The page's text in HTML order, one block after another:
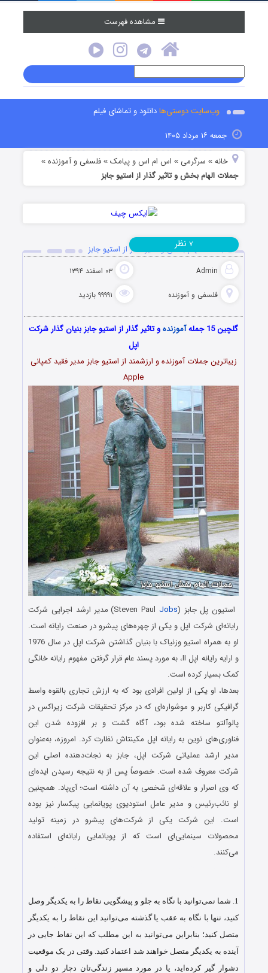
مشاهده فهرست
وب‌سایت دوستی‌هادانلود و تماشای فیلم
جمعه ۱۶ مرداد ۱۴۰۵
خانه » سرگرمی » اس ام اس و پیامک »فلسفی و آموزنده »
جملات‌ الهام بخش و تاثیر گذار از استیو جابز
جملات‌ الهام بخش و تاثیر گذار از استیو جابز
Admin ۰۳ اسفند ۱۳۹۴
فلسفی و آموزنده ۹۹۹۹۱ بازدید
۷ نظر
گلچین 15 جمله آموزندهو تاثیر گذار از استیو جابز بنیان گذار شرکت
اپل
زیباترین جملات آموزنده و ارزشمند از استیو جابز مدیرفقید کمپانی
Apple
استیون پل جابز (Steven PaulJobs
) مدیر ارشد اجرایی شرکت
رایانه‌ای شرکت اپل و یکی از چهره‌های پیشرو در صنعت رایانه است.
او به همراه استیو وزنیاک با بنیان گذاشتن شرکت اپل در سال 1976
و ارایه رایانه اپل II، به مورد پسند عام قرار گرفتن مفهوم رایانه خانگی
کمک بسیار کرده است.
بعدها، او یکی از اولین افرادی بود که به ارزش تجاری بالقوه واسط
گرافیکی کاربر و موشواره‌ای که در مرکز تحقیقات شرکت زیراکس در
پالوآلتو ساخته شده بود، آگاه گشت و بر افزوده شدن این
فناوری‌های نوین به رایانه اپل مکینتاش نظارت کرد. امروزه، به‌عنوان
مدیر ارشد عملیاتی شرکت اپل، جابز به نجات‌دهنده اصلی این
شرکت معروف شده ‌است. خصوصاً پس از به نتیجه رسیدن ایده‌ای
که وی اصرار و علاقه‌ای شخصی به آن داشته است؛ آی‌پاد. همچنین
او نائب‌رئیس و مدیر عامل استودیوی پویانمایی پیکسار نیز بوده
است. این شرکت یکی از شرکت‌های پیشرو در زمینه تولید
محصولات سینمایی‌ای است که از پویانمایی رایانه‌ای استفاده
می‌کنند.
1. شما نمی‌توانید با نگاه به جلو و پیشگویی نقاط را به یکدیگر وصل
کنید، تنها با نگاه به عقب یا گذشته می‌توانید این نقاط را به یکدیگر
متصل کنید؛ بنابراین می‌توانید به این مطلب که این نقاط جایی در
آینده به یکدیگر متصل خواهند شد اعتماد کنید. وقتی در یک موقعیت
دشوار گیر کرده‌اید، یا در مورد مسیر زندگی‌تان دچار دو دلی و